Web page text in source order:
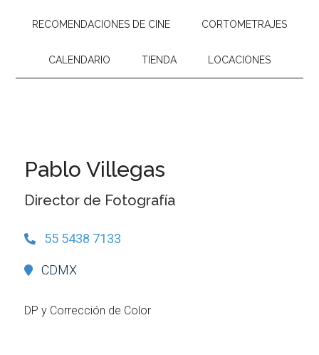
RECOMENDACIONES DE CINE CORTOMETRAJES
CALENDARIO TIENDA LOCACIONES
Pablo Villegas
Director de Fotografía
55 5438 7133
CDMX
DP y Corrección de Color